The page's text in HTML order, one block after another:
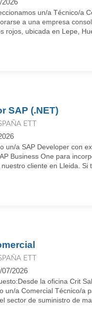
2026
un/a Técnico/a
a una empresa
rojos, ubicada en Lepe,
SAP (.NET)
ETT
un/a SAP Developer con
Business One para
cliente en Lleida. Si
ETT
07/2026
la oficina Crit
un/a Comercial Técnico/a
sector de suministro de